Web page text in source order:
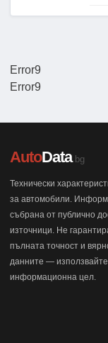
Error9
Error9
AutoData.bg
Технически
за автомобили.
събрана от публично
източници. Не
пълната точност и
данните — използвайте
информационна цел.